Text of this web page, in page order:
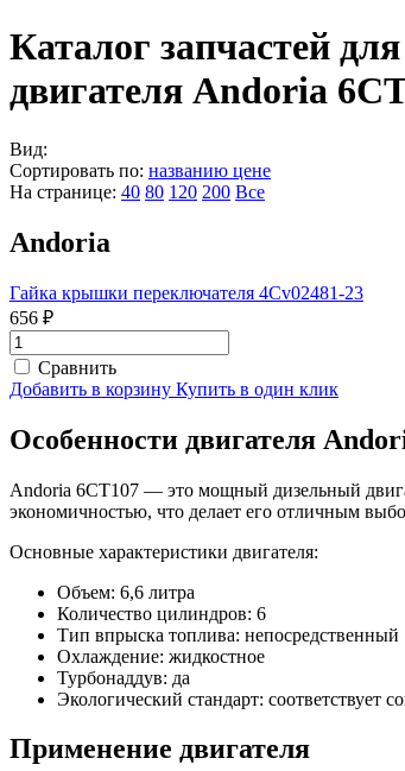
Каталог запчастей для
двигателя Andoria
Вид:
Сортировать по: названию цене
На странице: 40 80 120 200 Все
Andoria
Гайка крышки переключателя 4Cv02481-23
656 ₽
Сравнить
Добавить в корзину Купить в один клик
Особенности двигателя
Andoria 6CT107 — это мощный дизельный
экономичностью, что делает его отличным
Основные характеристики двигателя:
Объем: 6,6 литра
Количество цилиндров: 6
Тип впрыска топлива: непосредственный
Охлаждение: жидкостное
Турбонаддув: да
Экологический стандарт: соответствует
Применение двигателя